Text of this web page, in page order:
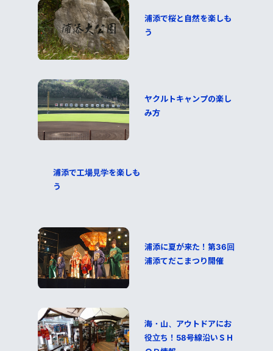
浦添で桜と自然を楽しも
う
ヤクルトキャンプの楽し
み方
浦添で工場見学を楽しも
う
浦添に夏が来た！第36回
浦添てだこまつり開催
海・山、アウトドアにお
役立ち！58号線沿いＳＨ